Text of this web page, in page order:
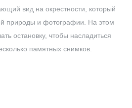
вид на окрестности, который
природы и фотографии. На этом
остановку, чтобы насладиться
памятных снимков.